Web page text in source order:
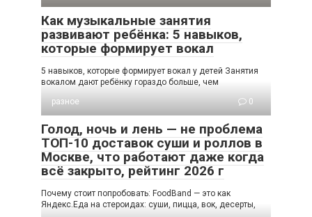
Как музыкальные занятия
развивают ребёнка: 5 навыков,
которые формирует вокал
5 навыков, которые формирует вокал у детей Занятия
вокалом дают ребёнку гораздо больше, чем
разное
0
Голод, ночь и лень — не проблема
ТОП-10 доставок суши и роллов в
Москве, что работают даже когда
всё закрыто, рейтинг 2026 г
Почему стоит попробовать: FoodBand — это как
Яндекс.Еда на стероидах: суши, пицца, вок, десерты,